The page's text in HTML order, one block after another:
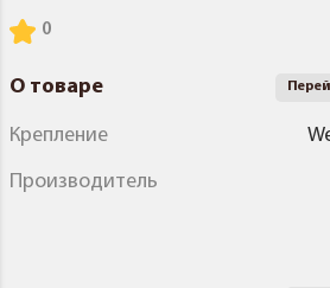
О товаре
Крепление
Производитель